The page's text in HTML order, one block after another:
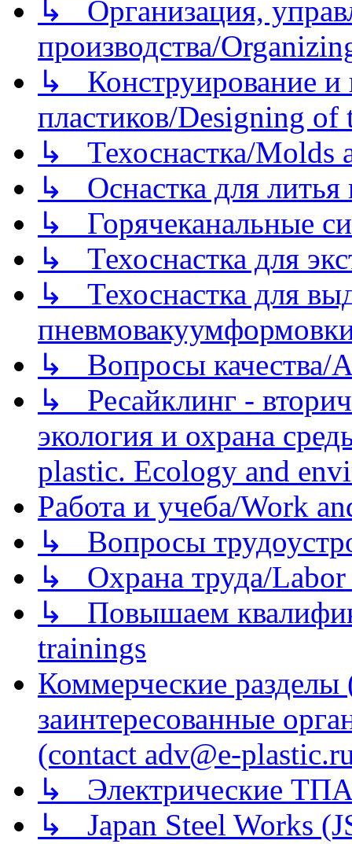
↳ Организация,
производства/
↳ Конструирование и
пластиков/Designing of
↳ Техоснастка/Molds
↳ Оснастка для литья
↳ Горячеканальные
↳ Техоснастка для
↳ Техоснастка для
↳ Вопросы качества/
↳ Ресайклинг -
экология и охрана
plastic. Ecology and
Работа и учеба/Work
↳ Вопросы
↳ Охрана труда/Labor
↳ Повышаем
trainings
Коммерческие
заинтересованные
(contact adv@e-
↳ Электрические
↳ Japan Steel Works